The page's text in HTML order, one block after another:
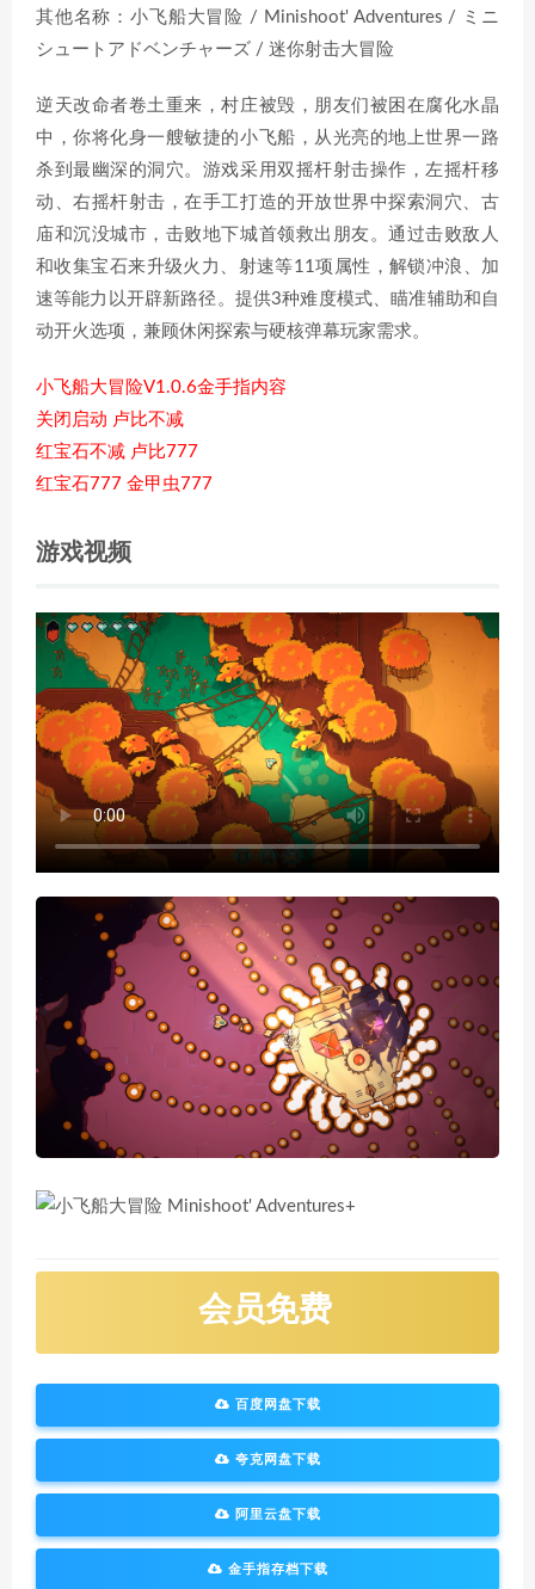
其他名称：小飞船大冒险 / Minishoot' Adventures / ミニ
シュートアドベンチャーズ / 迷你射击大冒险
逆天改命者卷土重来，村庄被毁，朋友们被困在腐化水晶
中，你将化身一艘敏捷的小飞船，从光亮的地上世界一路
杀到最幽深的洞穴。游戏采用双摇杆射击操作，左摇杆移
动、右摇杆射击，在手工打造的开放世界中探索洞穴、古
庙和沉没城市，击败地下城首领救出朋友。通过击败敌人
和收集宝石来升级火力、射速等11项属性，解锁冲浪、加
速等能力以开辟新路径。提供3种难度模式、瞄准辅助和自
动开火选项，兼顾休闲探索与硬核弹幕玩家需求。
小飞船大冒险V1.0.6金手指内容
关闭启动 卢比不减
红宝石不减 卢比777
红宝石777 金甲虫777
游戏视频
会员免费
百度网盘下载
夸克网盘下载
阿里云盘下载
金手指存档下载